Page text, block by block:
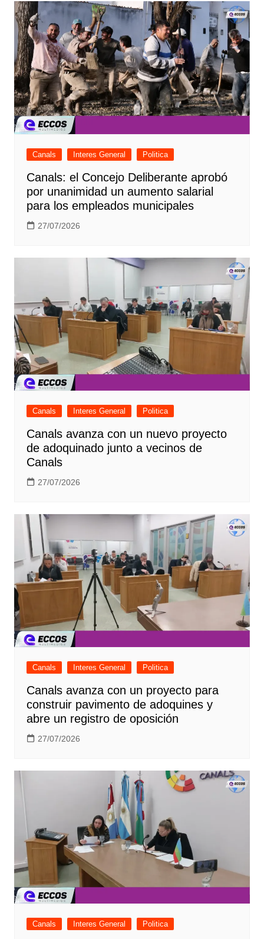
Canals Interes General Politica
Canals: el Concejo Deliberante aprobó
por unanimidad un aumento salarial
para los empleados municipales
27/07/2026
Canals Interes General Politica
Canals avanza con un nuevo proyecto
de adoquinado junto a vecinos de
Canals
27/07/2026
Canals Interes General Politica
Canals avanza con un proyecto para
construir pavimento de adoquines y
abre un registro de oposición
27/07/2026
Canals Interes General Politica